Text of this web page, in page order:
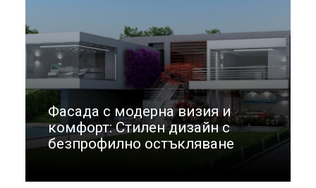
Фасада с модерна визия и
комфорт: Стилен дизайн с
безпрофилно остъкляване